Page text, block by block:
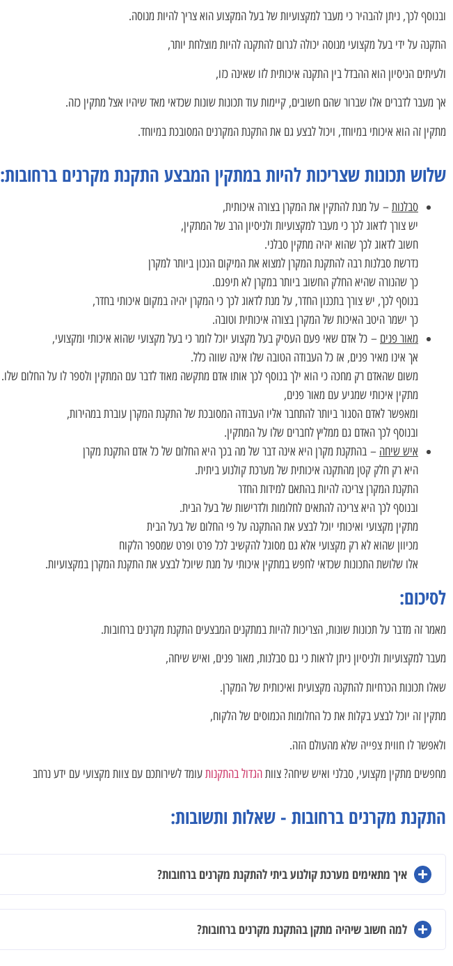
ובנוסף לכך, ניתן להבהיר כי מעבר למקצועיות של בעל המקצוע הוא צריך להיות מנוסה.
התקנה על ידי בעל מקצועי מנוסה יכולה לגרום להתקנה להיות מוצלחת יותר,
ולעיתים הניסיון הוא ההבדל בין התקנה איכותית לזו שאינה כזו,
אך מעבר לדברים אלו שברור שהם חשובים, קיימות עוד תכונות שונות שכדאי מאד שיהיו אצל מתקין כזה.
מתקין זה הוא איכותי במיוחד, ויכול לבצע גם את התקנת המקרנים המסובכת במיוחד.
שלוש תכונות שצריכות להיות במתקין המבצע התקנת מקרנים ברחובות:
סבלנות – על מנת להתקין את המקרן בצורה איכותית,
יש צורך לדאוג לכך כי מעבר למקצועיות ולניסיון הרב של המתקין,
חשוב לדאוג לכך שהוא יהיה מתקין סבלני.
נדרשת סבלנות רבה להתקנת המקרן למצוא את המיקום הנכון ביותר למקרן
כך שהנורה שהיא החלק החשוב ביותר במקרן לא תיפגם.
בנוסף לכך, יש צורך בתכנון החדר, על מנת לדאוג לכך כי המקרן יהיה במקום איכותי בחדר,
כך ישמר היטב האיכות של המקרן בצורה איכותית וטובה.
מאור פנים – כל אדם שאי פעם העסיק בעל מקצוע יוכל לומר כי בעל מקצועי שהוא איכותי ומקצועי,
אך אינו מאיר פנים, אז כל העבודה הטובה שלו אינה שווה כלל.
משום שהאדם רק מחכה כי הוא ילך בנוסף לכך אותו אדם מתקשה מאוד לדבר עם המתקין ולספר לו על החלום שלו.
מתקין איכותי שמגיע עם מאור פנים,
ומאפשר לאדם הסגור ביותר להתחבר אליו העבודה המסובכת של התקנת המקרן עוברת במהירות,
ובנוסף לכך האדם גם ממליץ לחברים שלו על המתקין.
איש שיחה – בהתקנת מקרן היא אינה דבר של מה בכך היא החלום של כל אדם התקנת מקרן
היא רק חלק קטן מהתקנה איכותית של מערכת קולנוע ביתית.
התקנת המקרן צריכה להיות בהתאם למידות החדר
ובנוסף לכך היא צריכה להתאים לחלומות ולדרישות של בעל הבית.
מתקין מקצועי ואיכותי יוכל לבצע את ההתקנה על פי החלום של בעל הבית
מכיוון שהוא לא רק מקצועי אלא גם מסוגל להקשיב לכל פרט ופרט שמספר הלקוח
אלו שלושת התכונות שכדאי לחפש במתקין איכותי על מנת שיוכל לבצע את התקנת המקרן במקצועיות.
לסיכום:
מאמר זה מדבר על תכונות שונות, הצריכות להיות במתקנים המבצעים התקנת מקרנים ברחובות.
מעבר למקצועיות ולניסיון ניתן לראות כי גם סבלנות, מאור פנים, ואיש שיחה,
שאלו תכונות הכרחיות להתקנה מקצועית ואיכותית של המקרן.
מתקין זה יוכל לבצע בקלות את כל החלומות הכמוסים של הלקוח,
ולאפשר לו חווית צפייה שלא מהעולם הזה.
מחפשים מתקין מקצועי, סבלני ואיש שיחה? צוותהגדול בהתקנותעומד לשירותכם עם צוות מקצועי עם ידע נרחב
התקנת מקרנים ברחובות - שאלות ותשובות:
איך מתאימים מערכת קולנוע ביתי להתקנת מקרנים ברחובות?
למה חשוב שיהיה מתקן בהתקנת מקרנים ברחובות?